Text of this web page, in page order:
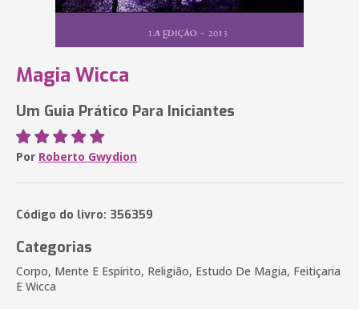
Magia Wicca
Um Guia Prático Para Iniciantes
Por Roberto Gwydion
Código do livro: 356359
Categorias
Corpo, Mente E Espírito, Religião, Estudo De Magia, Feitiçaria
E Wicca